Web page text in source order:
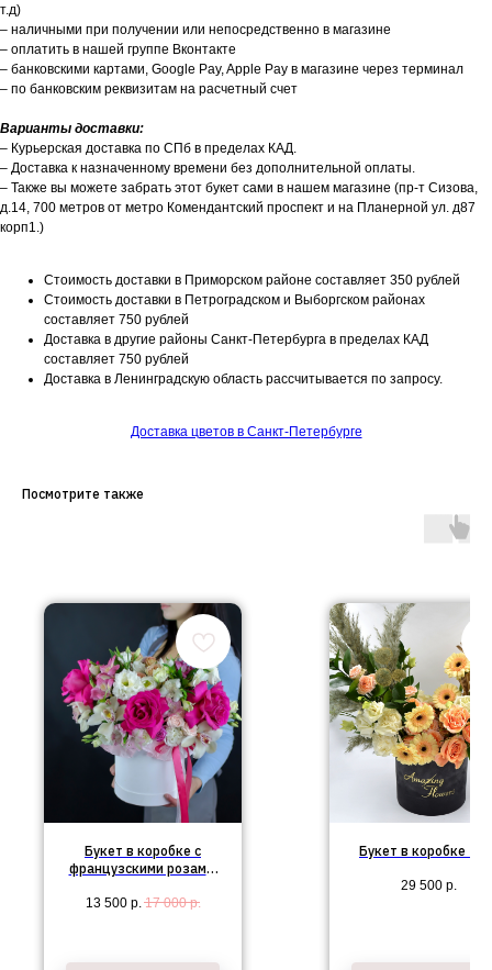
т.д)
– наличными при получении или непосредственно в магазине
– оплатить в нашей группе Вконтакте
– банковскими картами, Google Pay, Apple Pay в магазине через терминал
– по банковским реквизитам на расчетный счет
Варианты доставки:
– Курьерская доставка по СПб в пределах КАД.
– Доставка к назначенному времени без дополнительной оплаты.
– Также вы можете забрать этот букет сами в нашем магазине (пр-т Сизова,
д.14, 700 метров от метро Комендантский проспект и на Планерной ул. д87
корп1.)
Стоимость доставки в Приморском районе составляет 350 рублей
Стоимость доставки в Петроградском и Выборгском районах
составляет 750 рублей
Доставка в другие районы Санкт-Петербурга в пределах КАД
составляет 750 рублей
Доставка в Ленинградскую область рассчитывается по запросу.
Доставка цветов в Санкт-Петербурге
Посмотрите также
Букет в коробке с
французскими розами,
розами и
13 500 р. 17 000 р.
Букет в коробке
29 500 р.